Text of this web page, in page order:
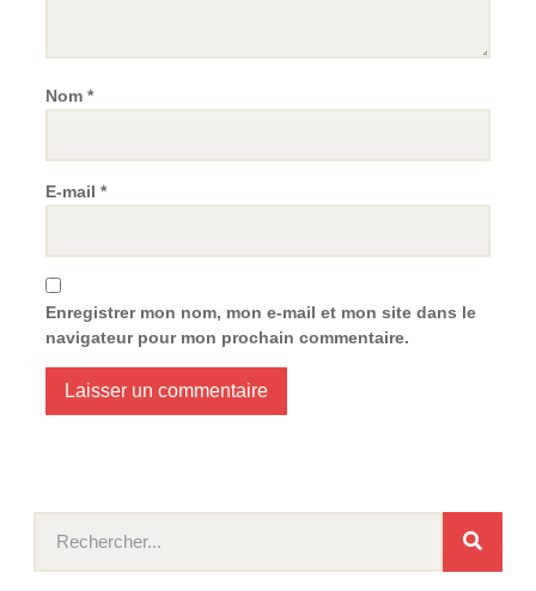
Nom *
E-mail *
Enregistrer mon nom, mon e-mail et mon site dans le
navigateur pour mon prochain commentaire.